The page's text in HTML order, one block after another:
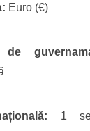
Euro (€)
de
1